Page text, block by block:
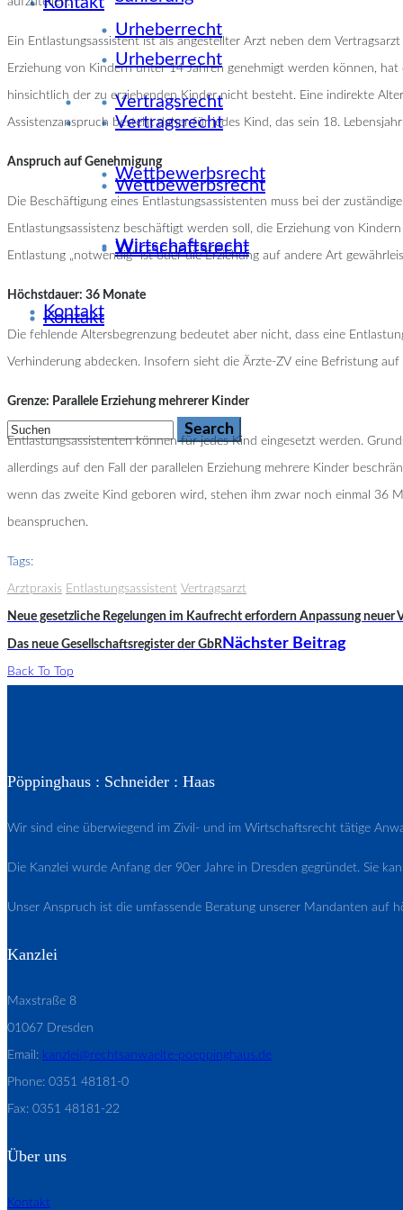
Urheberrecht
Vertragsrecht
Wettbewerbsrecht
Wirtschaftsrecht
Kontakt
Urheberrecht
Vertragsrecht
Wettbewerbsrecht
Wirtschaftsrecht
Kontakt
Ein Entlastungsassistent ist als angestellter Arzt neben dem
Erziehung von Kindern unter 14 Jahren genehmigt werden können,
hinsichtlich der zu erziehenden Kinder nicht besteht. Eine indirekte
Assistenzanspruch besteht daher für jedes Kind, das sein 18.
Anspruch auf Genehmigung
Die Beschäftigung eines Entlastungsassistenten muss bei der
Entlastungsassistenz beschäftigt werden soll, die Erziehung von
Entlastung „notwendig“ ist oder die Erziehung auf andere Art
Höchstdauer: 36 Monate
Die fehlende Altersbegrenzung bedeutet aber nicht, dass eine
Verhinderung abdecken. Insofern sieht die Ärzte-ZV eine Befristung
Grenze: Parallele Erziehung mehrerer Kinder
Entlastungsassistenten können für jedes Kind eingesetzt werden.
allerdings auf den Fall der parallelen Erziehung mehrere Kinder
wenn das zweite Kind geboren wird, stehen ihm zwar noch einmal 36
beanspruchen.
Tags:
Arztpraxis Entlastungsassistent Vertragsarzt
Neue gesetzliche Regelungen im Kaufrecht erfordern Anpassung neuer
Das neue Gesellschaftsregister der GbR Nächster Beitrag
Back To Top
Pöppinghaus : Schneider : Haas
Wir sind eine überwiegend im Zivil- und im Wirtschaftsrecht tätige
Die Kanzlei wurde Anfang der 90er Jahre in Dresden gegründet. Sie
Unser Anspruch ist die umfassende Beratung unserer Mandanten auf
Kanzlei
Maxstraße 8
01067 Dresden
Email: kanzlei@rechtsanwaelte-poeppinghaus.de
Phone: 0351 48181-0
Fax: 0351 48181-22
Über uns
Kontakt